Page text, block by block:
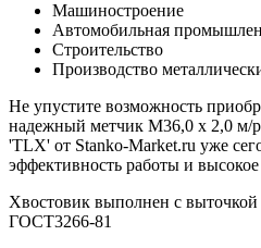
Машиностроение
Автомобильная
Строительство
Производство
Не упустите возможность
надежный метчик М36,0 х 2,0 м/
'TLX' от Stanko-Market.ru уже
эффективность работы и высокое
Хвостовик выполнен с выточкой
ГОСТ3266-81